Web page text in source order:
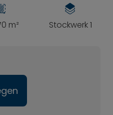
m² Stockwerk 1